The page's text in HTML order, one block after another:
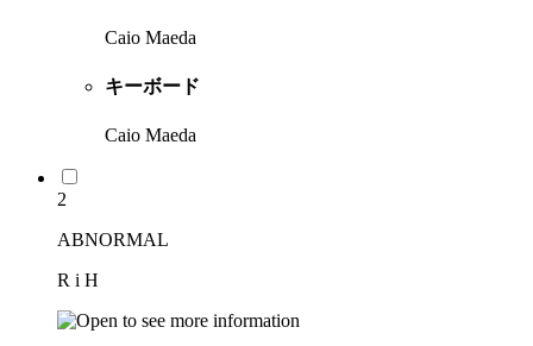
Caio Maeda
キーボード
Caio Maeda
2
ABNORMAL
R i H